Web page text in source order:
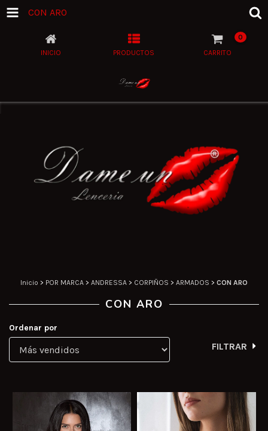
CON ARO
INICIO PRODUCTOS CARRITO
0
Inicio > POR MARCA > ANDRESSA > CORPIÑOS > ARMADOS > CON ARO
CON ARO
Ordenar por
FILTRAR